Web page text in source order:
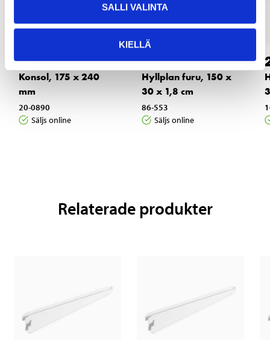
SALLI VALINTA
KIELLÄ
455
Konsol, 175 x 240
mm
20-0890
Säljs online
1295
Hyllplan furu, 150 x
30 x 1,8 cm
86-553
Säljs online
Relaterade produkter